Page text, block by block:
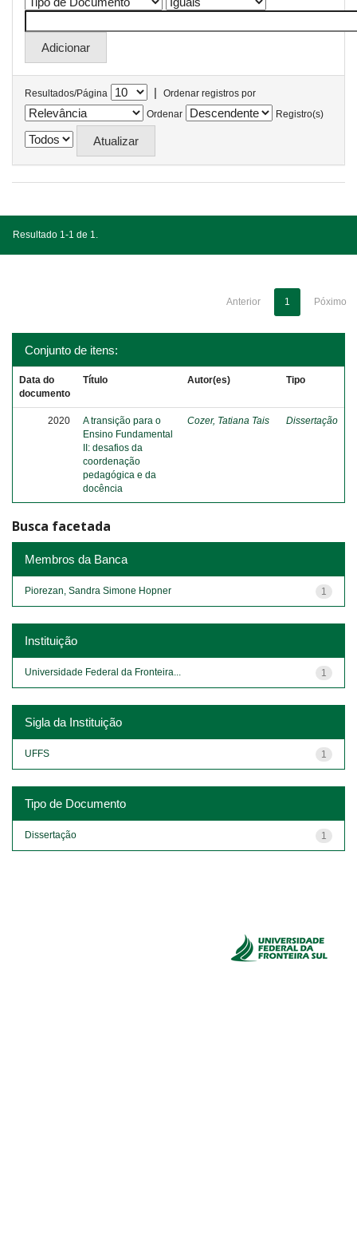
Resultados/Página |
Ordenar registros por
Ordenar
Registro(s)
Resultado 1-1 de 1.
Anterior 1 Póximo
Conjunto de itens:
Data do
documento
Título Autor(es) Tipo
2020
A transição para o
Ensino Fundamental
II: desafios da
coordenação
pedagógica e da
docência
Cozer, Tatiana Tais Dissertação
Busca facetada
Membros da Banca
1
Piorezan, Sandra Simone Hopner
Instituição
1
Universidade Federal da Fronteira...
Sigla da Instituição
1
UFFS
Tipo de Documento
1
Dissertação